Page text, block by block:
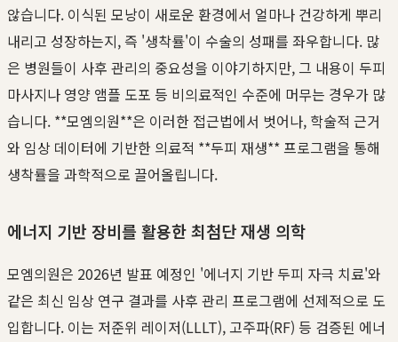
않습니다. 이식된 모낭이 새로운 환경에서 얼마나 건강하게 뿌리
내리고 성장하는지, 즉 '생착률'이 수술의 성패를 좌우합니다. 많
은 병원들이 사후 관리의 중요성을 이야기하지만, 그 내용이 두피
마사지나 영양 앰플 도포 등 비의료적인 수준에 머무는 경우가 많
습니다. **모엠의원**은 이러한 접근법에서 벗어나, 학술적 근거
와 임상 데이터에 기반한 의료적 **두피 재생** 프로그램을 통해
생착률을 과학적으로 끌어올립니다.
에너지 기반 장비를 활용한 최첨단 재생 의학
모엠의원은 2026년 발표 예정인 '에너지 기반 두피 자극 치료'와
같은 최신 임상 연구 결과를 사후 관리 프로그램에 선제적으로 도
입합니다. 이는 저준위 레이저(LLLT), 고주파(RF) 등 검증된 에너